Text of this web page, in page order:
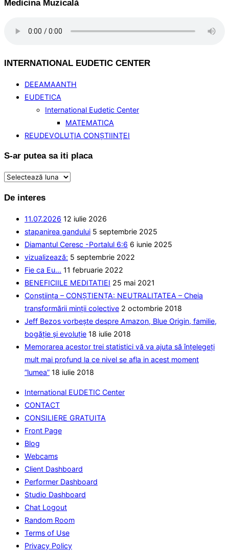
Medicina Muzicală
INTERNATIONAL EUDETIC CENTER
DEEAMAANTH
EUDETICA
International Eudetic Center
MATEMATICA
REUDEVOLUŢIA CONŞTIINŢEI
S-ar putea sa iti placa
S-
putea
De interes
11.07.2026 12 iulie 2026
stapanirea gandului 5 septembrie 2025
Diamantul Ceresc -Portalul 6:6 6 iunie 2025
vizualizează: 5 septembrie 2022
Fie ca Eu… 11 februarie 2022
BENEFICIILE MEDITATIEI 25 mai 2021
Conștiința – CONȘTIENȚA: NEUTRALITATEA – Cheia
transformării minții colective 2 octombrie 2018
Jeff Bezos vorbește despre Amazon, Blue Origin, familie,
bogăție și evoluție 18 iulie 2018
Memorarea acestor trei statistici vă va ajuta să înțelegeți
mult mai profund la ce nivel se afla in acest moment
”lumea” 18 iulie 2018
International EUDETIC Center
CONTACT
CONSILIERE GRATUITA
Front Page
Blog
Webcams
Client Dashboard
Performer Dashboard
Studio Dashboard
Chat Logout
Random Room
Terms of Use
Privacy Policy